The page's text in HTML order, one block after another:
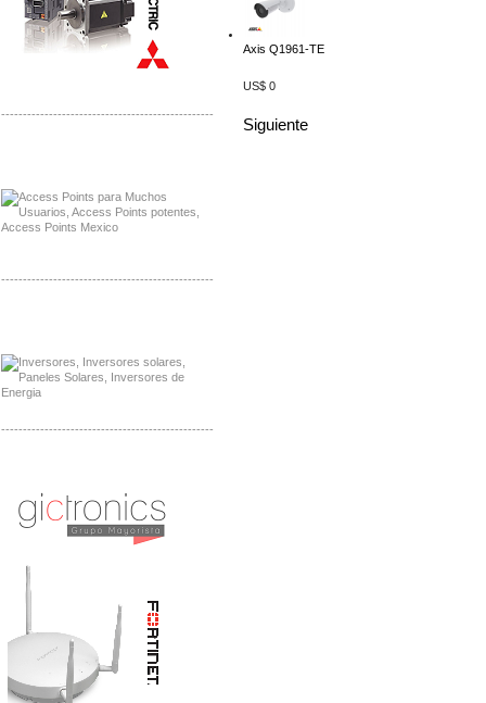
-------------------------------------------------
-------------------------------------------------
-------------------------------------------------
Axis Q1961-TE
US$ 0
Siguiente